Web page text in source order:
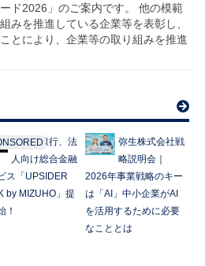
ド2026」のご案内です。 他の模範
みを推進している企業等を表彰し、
とにより、企業等の取り組みを推進
みずほ銀行、法
人向け総合金融
ス「UPSIDER
by MIZUHO」提
！
弥生株式会社戦
略説明会｜
2026年事業戦略のキー
は「AI」中小企業がAI
を活用するために必要
なこととは